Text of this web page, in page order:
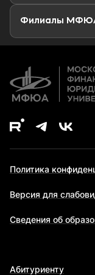
Филиалы
Политика
Версия для
Сведения об
Абитуриенту